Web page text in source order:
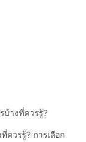
บ้างที่ควรรู้?
ควรรู้? การเลือก